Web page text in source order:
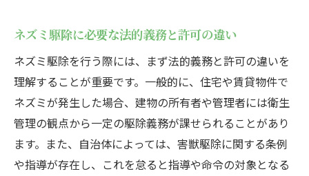
ネズミ駆除に必要な法的義務と許可の違い
ネズミ駆除を行う際には、まず法的義務と許可の違いを
理解することが重要です。一般的に、住宅や賃貸物件で
ネズミが発生した場合、建物の所有者や管理者には衛生
管理の観点から一定の駆除義務が課せられることがあり
ます。また、自治体によっては、害獣駆除に関する条例
や指導が存在し、これを怠ると指導や命令の対象となる